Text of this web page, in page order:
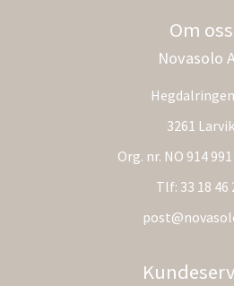
Om oss
Novasolo
3261 Larvik
Org. nr. NO 914
Tlf: 33 18 46